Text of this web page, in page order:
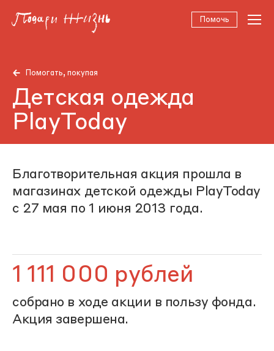
Помочь
Помогать, покупая
Детская одежда
PlayToday
Благотворительная акция прошла в
магазинах детской одежды PlayToday
с 27 мая по 1 июня 2013 года.
1 111 000 рублей
собрано в ходе акции в пользу фонда.
Акция завершена.